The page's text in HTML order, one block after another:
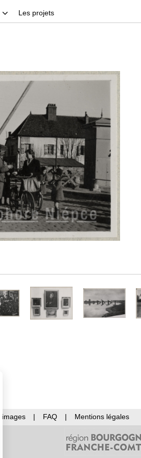
Les projets
images | FAQ | Mentions légales